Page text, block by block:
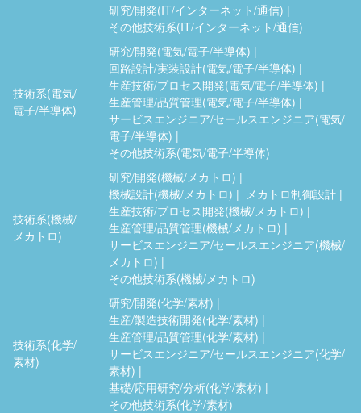
研究/開発(IT/インターネット/通信)
その他技術系(IT/インターネット/通信)
技術系(電気/
電子/半導体)
研究/開発(電気/電子/半導体)
回路設計/実装設計(電気/電子/半導体)
生産技術/プロセス開発(電気/電子/半導体)
生産管理/品質管理(電気/電子/半導体)
サービスエンジニア/セールスエンジニア(電気/
電子/半導体)
その他技術系(電気/電子/半導体)
技術系(機械/
メカトロ)
研究/開発(機械/メカトロ)
機械設計(機械/メカトロ)
メカトロ制御設計
生産技術/プロセス開発(機械/メカトロ)
生産管理/品質管理(機械/メカトロ)
サービスエンジニア/セールスエンジニア(機械/
メカトロ)
その他技術系(機械/メカトロ)
技術系(化学/
素材)
研究/開発(化学/素材)
生産/製造技術開発(化学/素材)
生産管理/品質管理(化学/素材)
サービスエンジニア/セールスエンジニア(化学/
素材)
基礎/応用研究/分析(化学/素材)
その他技術系(化学/素材)